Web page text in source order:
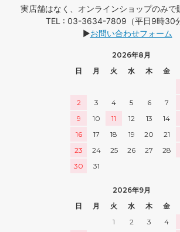
実店舗はなく、オンラインショップのみで
TEL : 03-3634-7809（平日9時30分
▶お問い合わせフォーム
2026年8月
日
月 火 水 木 金
2
3 4 5 6 7
9
10 11 12 13 14
16
17 18 19 20 21
23
24 25 26 27 28
30
31
2026年9月
日
月 火 水 木 金
1
2 3 4